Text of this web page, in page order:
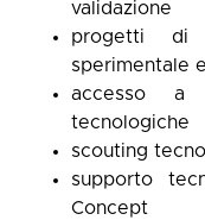
validazione
progetti di
sperimentale
accesso a
tecnologiche
scouting
supporto
Concept